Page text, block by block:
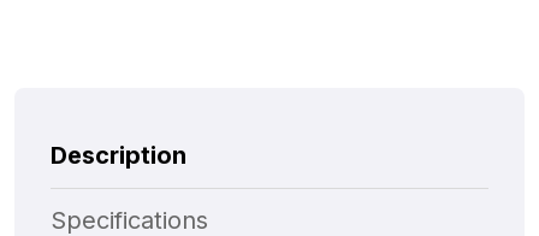
Description
Specifications